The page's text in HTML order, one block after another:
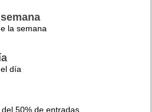
la semana
día
50% de entradas